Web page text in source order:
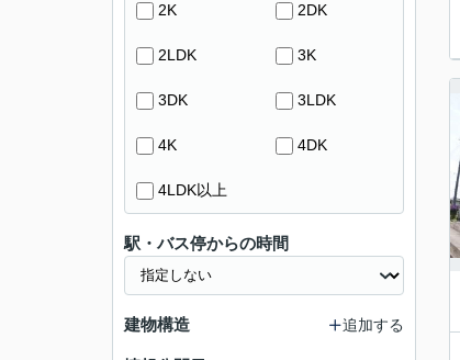
2K 2DK
2LDK 3K
3DK 3LDK
4K 4DK
4LDK以上
駅・バス停からの時間
建物構造 追加する